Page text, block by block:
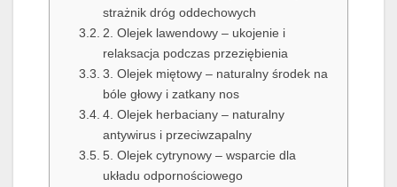
strażnik dróg oddechowych
2. Olejek lawendowy – ukojenie i
relaksacja podczas przeziębienia
3. Olejek miętowy – naturalny środek na
bóle głowy i zatkany nos
4. Olejek herbaciany – naturalny
antywirus i przeciwzapalny
5. Olejek cytrynowy – wsparcie dla
układu odpornościowego